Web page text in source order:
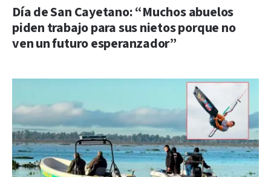
Día de San Cayetano: “Muchos abuelos
piden trabajo para sus nietos porque no
ven un futuro esperanzador”